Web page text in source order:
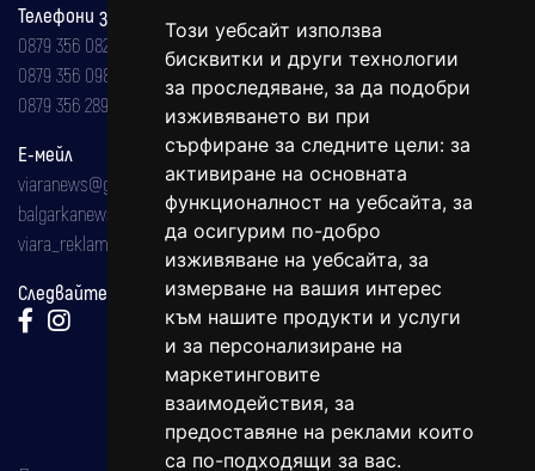
Този уебсайт използва
бисквитки и други технологии
за проследяване, за да подобри
изживяването ви при
сърфиране за следните цели: за
активиране на основната
функционалност на уебсайта, за
да осигурим по-добро
изживяване на уебсайта, за
измерване на вашия интерес
към нашите продукти и услуги
и за персонализиране на
маркетинговите
взаимодействия, за
предоставяне на реклами които
са по-подходящи за вас.
Телефони за реклама и абонаменти
0879 356 082
0879 356 098
0879 356 289
Е-мейл
viaranews@gmail.com
balgarkanews@gmail.com
viara_reklama@mail.bg
Следвайте ни: